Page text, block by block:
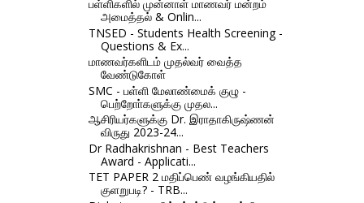
பள்ளிகளில் முன்னாள் மாணவர் மன்றம்
அமைத்தல் & Onlin...
TNSED - Students Health Screening -
Questions & Ex...
மாணவர்களிடம் முதல்வர் வைத்த
வேண்டுகோள்
SMC - பள்ளி மேலாண்மைக் குழு -
பெற்றோா்களுக்கு முதல...
ஆசிரியர்களுக்கு Dr. இராதாகிருஷ்ணன்
விருது 2023-24...
Dr Radhakrishnan - Best Teachers
Award - Applicati...
TET PAPER 2 மதிப்பெண் வழங்கியதில்
குளறுபடி? - TRB...